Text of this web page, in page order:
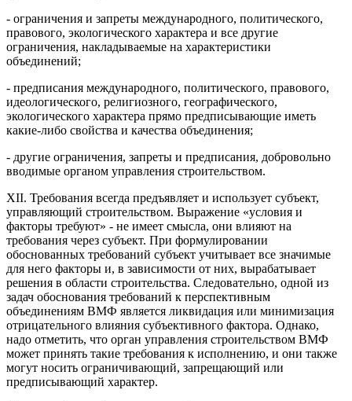
- ограничения и запреты международного, политического,
правового, экологического характера и все другие
ограничения, накладываемые на характеристики
объединений;
- предписания международного, политического, правового,
идеологического, религиозного, географического,
экологического характера прямо предписывающие иметь
какие-либо свойства и качества объединения;
- другие ограничения, запреты и предписания, добровольно
вводимые органом управления строительством.
XII. Требования всегда предъявляет и использует субъект,
управляющий строительством. Выражение «условия и
факторы требуют» - не имеет смысла, они влияют на
требования через субъект. При формулировании
обоснованных требований субъект учитывает все значимые
для него факторы и, в зависимости от них, вырабатывает
решения в области строительства. Следовательно, одной из
задач обоснования требований к перспективным
объединениям ВМФ является ликвидация или минимизация
отрицательного влияния субъективного фактора. Однако,
надо отметить, что орган управления строительством ВМФ
может принять такие требования к исполнению, и они также
могут носить ограничивающий, запрещающий или
предписывающий характер.